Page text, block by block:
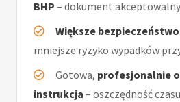
BHP – dokument
Większe
mniejsze ryzyko wypadków
Gotowa, profesjonalnie
instrukcja – oszczędność